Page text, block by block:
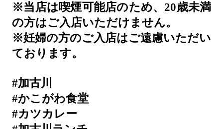
※当店は喫煙可能店のため、20歳未満
の方はご入店いただけません。
※妊婦の方のご入店はご遠慮いただい
ております。
#加古川
#かこがわ食堂
#カツカレー